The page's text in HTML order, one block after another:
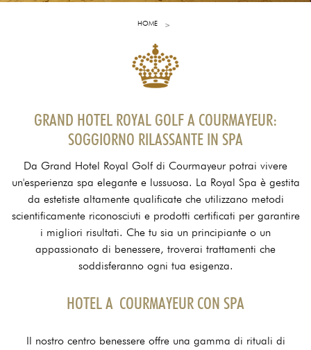
HOME
GRAND HOTEL ROYAL GOLF A COURMAYEUR:
SOGGIORNO RILASSANTE IN SPA
Da Grand Hotel Royal Golf di Courmayeur potrai vivere
un'esperienza spa elegante e lussuosa. La Royal Spa è gestita
da estetiste altamente qualificate che utilizzano metodi
scientificamente riconosciuti e prodotti certificati per garantire
i migliori risultati. Che tu sia un principiante o un
appassionato di benessere, troverai trattamenti che
soddisferanno ogni tua esigenza.
HOTEL A COURMAYEUR CON SPA
Il nostro centro benessere offre una gamma di rituali di